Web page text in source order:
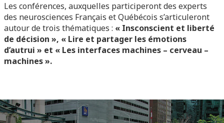
Les conférences, auxquelles participeront des experts
des neurosciences Français et Québécois s’articuleront
autour de trois thématiques : « Insconscient et liberté
de décision », « Lire et partager les émotions
d’autrui » et « Les interfaces machines – cerveau –
machines ».